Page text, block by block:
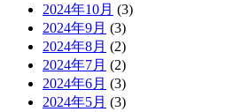
2024年10月 (3)
2024年9月 (3)
2024年8月 (2)
2024年7月 (2)
2024年6月 (3)
2024年5月 (3)